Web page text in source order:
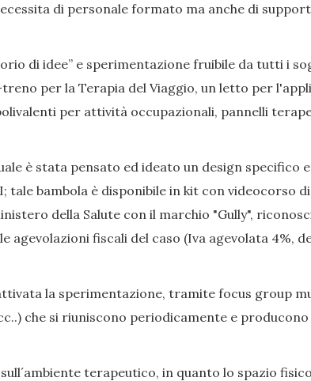
di personale formato ma anche di
di idee” e sperimentazione fruibile da tutti i
per la Terapia del Viaggio, un letto per
per attività occupazionali, pannelli
è stata pensato ed ideato un design specifico
bambola è disponibile in kit con videocorso
della Salute con il marchio "Gully",
agevolazioni fiscali del caso (Iva agevolata 4%,
la sperimentazione, tramite focus group
che si riuniscono periodicamente e
terapeutico, in quanto lo spazio